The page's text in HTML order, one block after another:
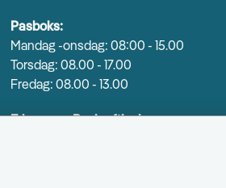
Pasboks:
Mandag -onsdag: 08:00 - 15.00
Torsdag: 08.00 - 17.00
Fredag: 08.00 - 13.00
Erhverv og Beskæftigelse: